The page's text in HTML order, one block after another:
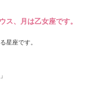
ス、月は乙女座です。
星座です。